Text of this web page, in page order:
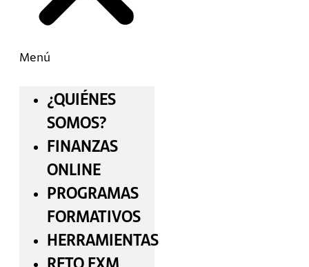
Menú
¿QUIÉNES
SOMOS?
FINANZAS
ONLINE
PROGRAMAS
FORMATIVOS
HERRAMIENTAS
RETO FXM